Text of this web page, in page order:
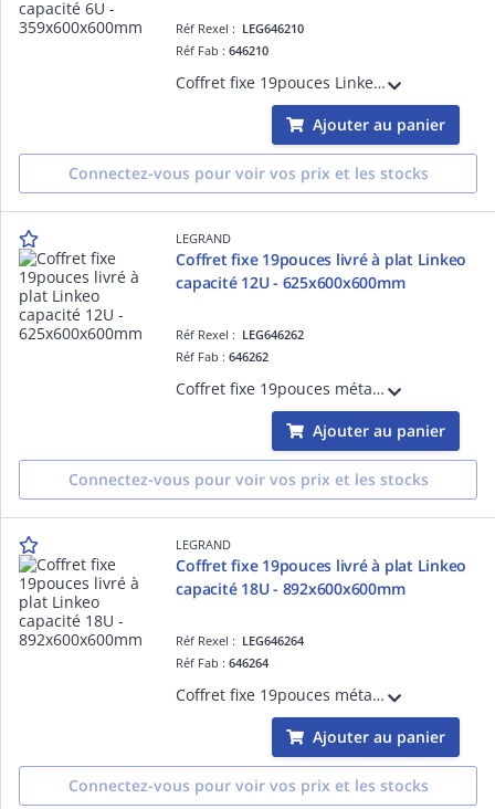
Réf Rexel : LEG646210
Réf Fab :646210
Coffret fixe 19pouces Linkeo capacité 6U livré monté 358x600x600mm IP20 IK08 équipé de porte, 2 montants 19pouces, panneaux latéraux fixes gris anthracite RAL7016
Ajouter au panier
Connectez-vous pour voir vos prix et les stocks
LEGRAND
Coffret fixe 19pouces livré à plat Linkeo
capacité 12U - 625x600x600mm
Réf Rexel : LEG646262
Réf Fab :646262
Coffret fixe 19pouces métallique IP20 IK08 livré à plat Linkeo capacité 12U dimensions 625x600x600mm - livré avec kit de mise à la masse, panneaux latéraux amovibles - gris anthracite RAL7016
Ajouter au panier
Connectez-vous pour voir vos prix et les stocks
LEGRAND
Coffret fixe 19pouces livré à plat Linkeo
capacité 18U - 892x600x600mm
Réf Rexel : LEG646264
Réf Fab :646264
Coffret fixe 19pouces métallique IP20 IK08 livré à plat Linkeo capacité 18U dimensions 892x600x600mm - livré avec kit de mise à la masse, panneaux latéraux amovibles - gris anthracite RAL7016
Ajouter au panier
Connectez-vous pour voir vos prix et les stocks